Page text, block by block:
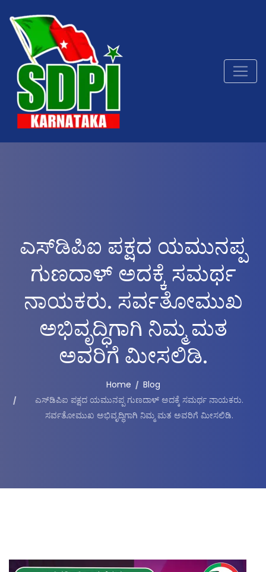
ಎಸ್‌ಡಿಪಿಐ ಪಕ್ಷದ ಯಮುನಪ್ಪ
ಗುಣದಾಳ್ ಅದಕ್ಕೆ ಸಮರ್ಥ
ನಾಯಕರು. ಸರ್ವತೋಮುಖ
ಅಭಿವೃದ್ಧಿಗಾಗಿ ನಿಮ್ಮ ಮತ
ಅವರಿಗೆ ಮೀಸಲಿಡಿ.
Home
Blog
ಎಸ್‌ಡಿಪಿಐ ಪಕ್ಷದ ಯಮುನಪ್ಪ ಗುಣದಾಳ್ ಅದಕ್ಕೆ ಸಮರ್ಥ ನಾಯಕರು.
ಸರ್ವತೋಮುಖ ಅಭಿವೃದ್ಧಿಗಾಗಿ ನಿಮ್ಮ ಮತ ಅವರಿಗೆ ಮೀಸಲಿಡಿ.